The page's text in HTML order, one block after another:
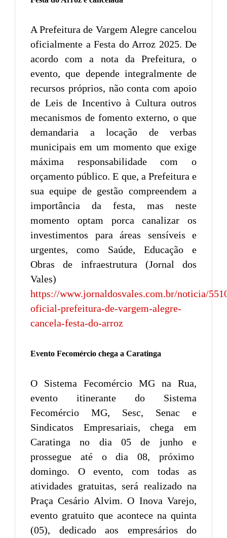
A Prefeitura de Vargem Alegre cancelou
oficialmente a Festa do Arroz 2025. De
acordo com a nota da Prefeitura, o
evento, que depende integralmente de
recursos próprios, não conta com apoio
de Leis de Incentivo à Cultura outros
mecanismos de fomento externo, o que
demandaria a locação de verbas
municipais em um momento que exige
máxima responsabilidade com o
orçamento público. E que, a Prefeitura e
sua equipe de gestão compreendem a
importância da festa, mas neste
momento optam porca canalizar os
investimentos para áreas sensíveis e
urgentes, como Saúde, Educação e
Obras de infraestrutura (Jornal dos
Vales)
https://www.jornaldosvales.com.br/noticia/
oficial-prefeitura-de-vargem-alegre-
cancela-festa-do-arroz
Evento Fecomércio chega a Caratinga
O Sistema Fecomércio MG na Rua,
evento itinerante do Sistema
Fecomércio MG, Sesc, Senac e
Sindicatos Empresariais, chega em
Caratinga no dia 05 de junho e
prossegue até o dia 08, próximo
domingo. O evento, com todas as
atividades gratuitas, será realizado na
Praça Cesário Alvim. O Inova Varejo,
evento gratuito que acontece na quinta
(05), dedicado aos empresários do